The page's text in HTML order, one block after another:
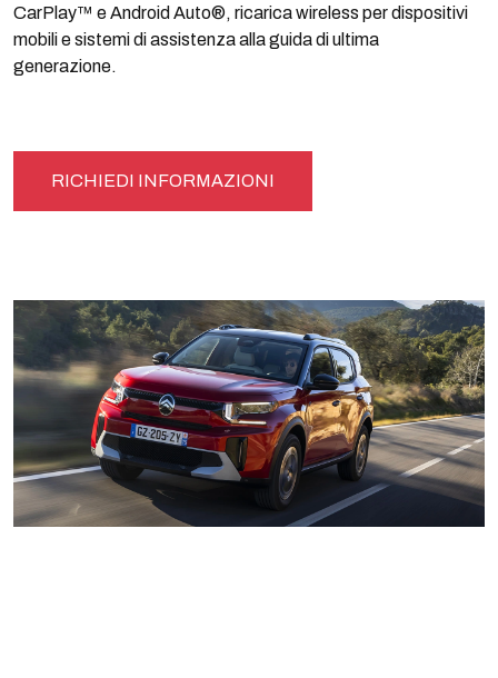
CarPlay™ e Android Auto®, ricarica wireless per dispositivi
mobili e sistemi di assistenza alla guida di ultima
generazione.
RICHIEDI INFORMAZIONI